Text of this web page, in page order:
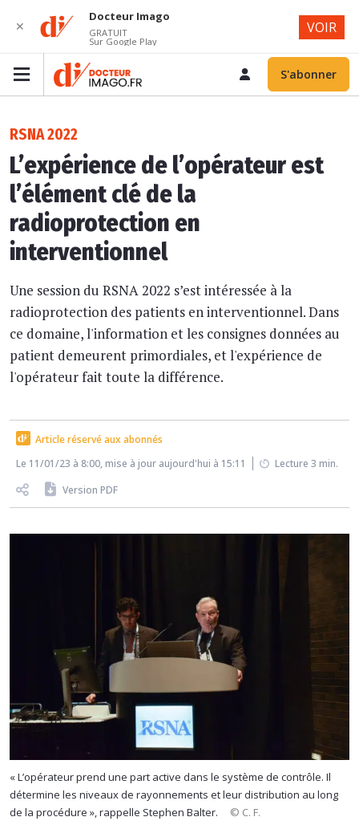
S'abonner
RSNA 2022
L’expérience de l’opérateur est
l’élément clé de la
radioprotection en
interventionnel
Une session du RSNA 2022 s’est intéressée à la
radioprotection des patients en interventionnel. Dans
ce domaine, l'information et les consignes données au
patient demeurent primordiales, et l'expérience de
l'opérateur fait toute la différence.
Article réservé aux abonnés
Le 11/01/23 à 8:00, mise à jour aujourd'hui à 15:11
Lecture 3 min.
Version PDF
« L’opérateur prend une part active dans le système de contrôle. Il
détermine les niveaux de rayonnements et leur distribution au long
de la procédure », rappelle Stephen Balter.
© C. F.
✕
Docteur Imago
GRATUIT
Sur Google Play
VOIR